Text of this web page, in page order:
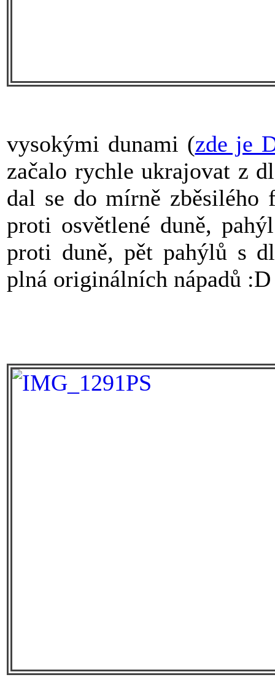
vysokými dunami (zde je
začalo rychle ukrajovat z
dal se do mírně
proti osvětlené duně,
proti duně, pět pahýlů s
plná originálních nápadů :D